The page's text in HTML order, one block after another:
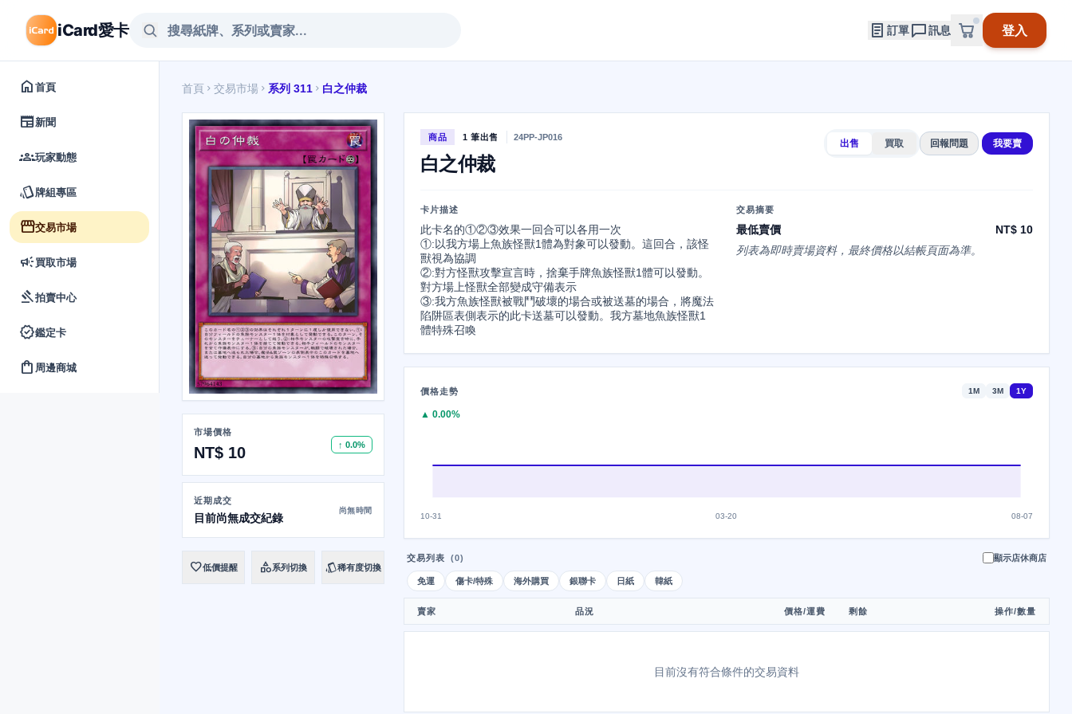
iCard愛卡 訂單 訊息 登入
home首頁
newspaper新聞
groups玩家動態
style牌組專區
storefront交易市場
campaign買取市場
gavel拍賣中心
verified鑑定卡
shopping_bag 周邊商城
首頁 chevron_right 交易市場 chevron_right 系列 311 chevron_right 白之仲裁
市場價格
NT$ 10 ↑ 0.0%
近期成交
目前尚無成交紀錄
尚無時間
favorite低價提醒 category系列切換 style稀有度切換
商品 1 筆出售 24PP-JP016
白之仲裁
出售 買取 回報問題 我要賣
卡片描述
此卡名的①②③效果一回合可以各用一次
①:以我方場上魚族怪獸1體為對象可以發動。這回合，該怪
獸視為協調
②:對方怪獸攻擊宣言時，捨棄手牌魚族怪獸1體可以發動。
對方場上怪獸全部變成守備表示
③:我方魚族怪獸被戰鬥破壞的場合或被送墓的場合，將魔法
陷阱區表側表示的此卡送墓可以發動。我方墓地魚族怪獸1
體特殊召喚
交易摘要
最低賣價
NT$ 10
列表為即時賣場資料，最終價格以結帳頁面為準。
價格走勢 1M 3M 1Y
▲ 0.00%
10-31 03-20 08-07
交易列表 (0) 顯示店休商店
免運 傷卡/特殊 海外購買 銀聯卡 日紙 韓紙
賣家 品況 價格/運費 剩餘 操作/數量
目前沒有符合條件的交易資料